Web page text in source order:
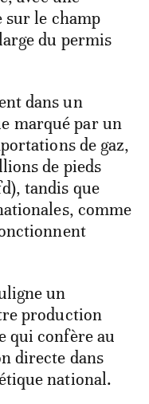
le champ
du permis
dans un
marqué par un
de gaz,
de pieds
tandis que
comme
un
production
qui confère au
directe dans
national.